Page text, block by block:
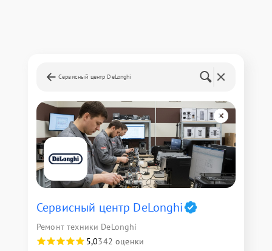
Сервисный центр DeLonghi
Сервисный центр DeLonghi
Ремонт техники DeLonghi
5,0342 оценки